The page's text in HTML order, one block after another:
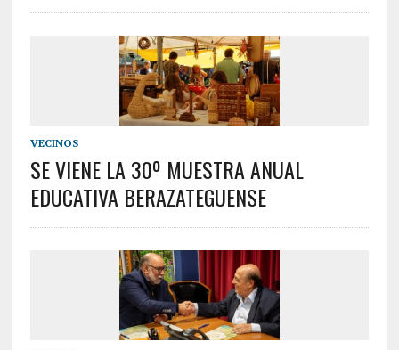
VECINOS
SE VIENE LA 30º MUESTRA ANUAL
EDUCATIVA BERAZATEGUENSE